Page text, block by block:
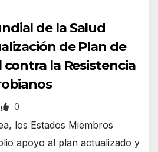
de la Salud
de Plan de
contra la Resistencia
0
los Estados Miembros
apoyo al plan actualizado y